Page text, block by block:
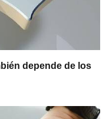
depende de los